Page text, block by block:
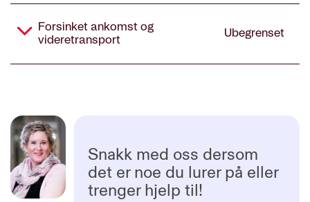
Snakk med oss dersom
det er noe du lurer på eller
trenger hjelp til!